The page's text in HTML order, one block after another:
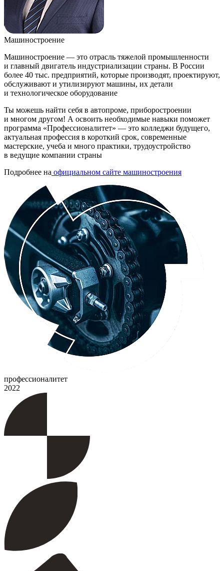
Машиностроение
Машиностроение — это отрасль тяжелой промышленности
и главный двигатель индустриализации страны. В России
более 40 тыс. предприятий, которые производят, проектируют,
обслуживают и утилизируют машины, их детали
и технологическое оборудование
Ты можешь найти себя в автопроме, приборостроении
и многом другом! А освоить необходимые навыки поможет
программа «Профессионалитет» — это колледжи будущего,
актуальная профессия в короткий срок, современные
мастерские, учеба и много практики, трудоустройство
в ведущие компании страны
Подробнее на официальном сайте машиностроения
профессионалитет
2022